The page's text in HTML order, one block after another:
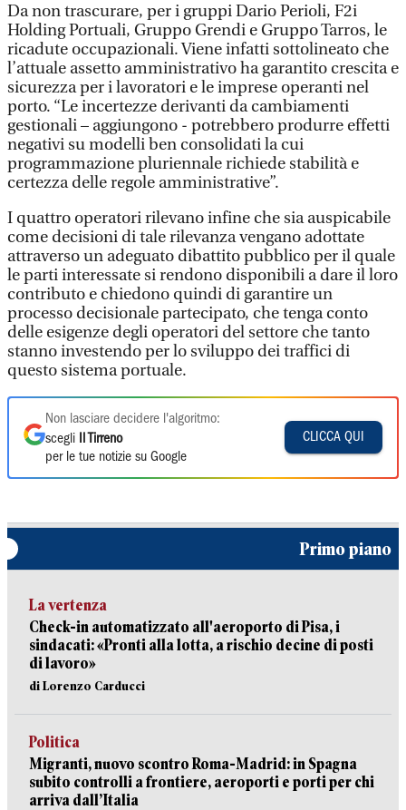
Da non trascurare, per i gruppi Dario Perioli, F2i
Holding Portuali, Gruppo Grendi e Gruppo Tarros, le
ricadute occupazionali. Viene infatti sottolineato che
l’attuale assetto amministrativo ha garantito crescita e
sicurezza per i lavoratori e le imprese operanti nel
porto. “Le incertezze derivanti da cambiamenti
gestionali – aggiungono - potrebbero produrre effetti
negativi su modelli ben consolidati la cui
programmazione pluriennale richiede stabilità e
certezza delle regole amministrative”.
I quattro operatori rilevano infine che sia auspicabile
come decisioni di tale rilevanza vengano adottate
attraverso un adeguato dibattito pubblico per il quale
le parti interessate si rendono disponibili a dare il loro
contributo e chiedono quindi di garantire un
processo decisionale partecipato, che tenga conto
delle esigenze degli operatori del settore che tanto
stanno investendo per lo sviluppo dei traffici di
questo sistema portuale.
Non lasciare decidere l'algoritmo:
scegli
Il Tirreno
per le tue notizie su Google
CLICCA QUI
Primo piano
La vertenza
Check-in automatizzato all'aeroporto di Pisa, i
sindacati: «Pronti alla lotta, a rischio decine di posti
di lavoro»
di Lorenzo Carducci
Politica
Migranti, nuovo scontro Roma-Madrid: in Spagna
subito controlli a frontiere, aeroporti e porti per chi
arriva dall’Italia